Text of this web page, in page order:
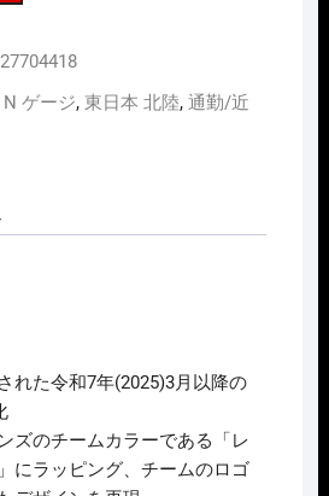
N ゲージ, 東日本 北陸, 通勤/近
れた令和7年(2025)3月以降の
ズのチームカラーである「レ
にラッピング、チームのロゴ